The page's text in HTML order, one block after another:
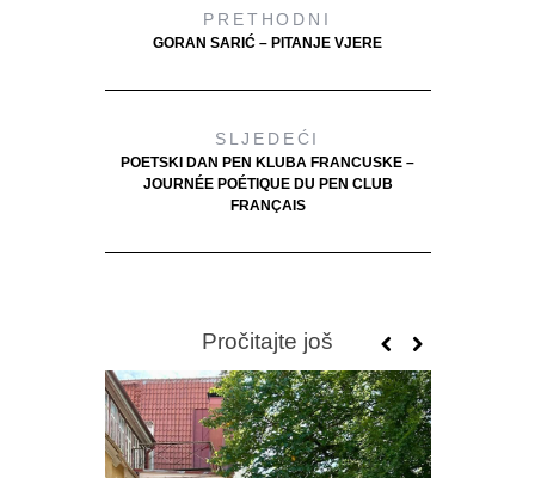
PRETHODNI
GORAN SARIĆ – PITANJE VJERE
SLJEDEĆI
POETSKI DAN PEN KLUBA FRANCUSKE –
JOURNÉE POÉTIQUE DU PEN CLUB
FRANÇAIS
Pročitajte još